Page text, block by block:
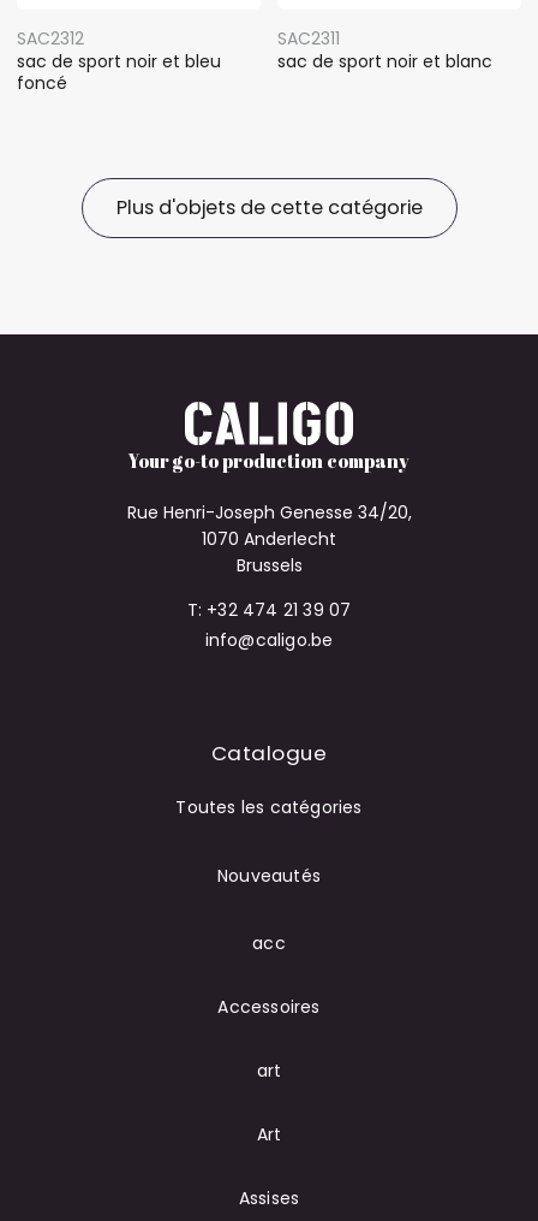
SAC2312
sac de sport noir et bleu
foncé
SAC2311
sac de sport noir et blanc
Plus d'objets de cette catégorie
Your go-to production company
Rue Henri-Joseph Genesse 34/20,
1070 Anderlecht
Brussels
T: +32 474 21 39 07
info@caligo.be
Catalogue
Toutes les catégories
Nouveautés
acc
Accessoires
art
Art
Assises